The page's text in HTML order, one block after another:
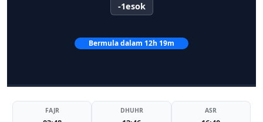
-1esok
Bermula dalam 12h 19m
FAJR DHUHR ASR